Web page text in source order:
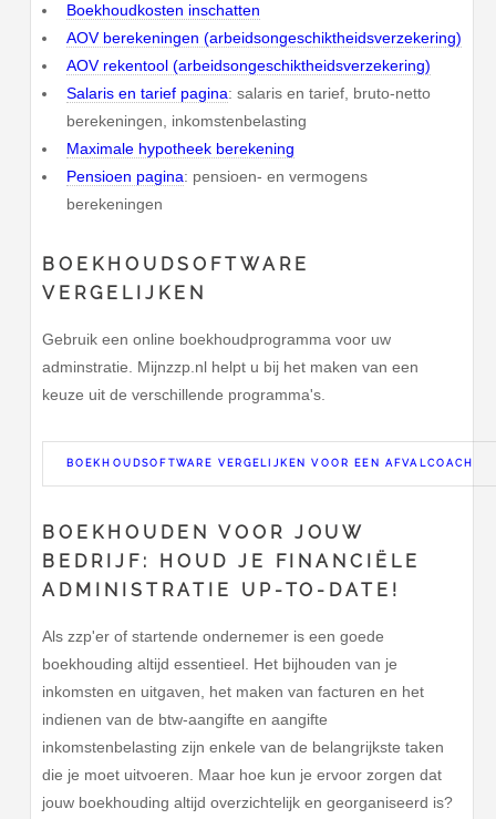
Boekhoudkosten inschatten
AOV berekeningen (arbeidsongeschiktheidsverzekering)
AOV rekentool (arbeidsongeschiktheidsverzekering)
Salaris en tarief pagina: salaris en tarief, bruto-netto
berekeningen, inkomstenbelasting
Maximale hypotheek berekening
Pensioen pagina: pensioen- en vermogens
berekeningen
BOEKHOUDSOFTWARE
VERGELIJKEN
Gebruik een online boekhoudprogramma voor uw
adminstratie. Mijnzzp.nl helpt u bij het maken van een
keuze uit de verschillende programma's.
BOEKHOUDSOFTWARE VERGELIJKEN VOOR EEN AFVALCOACH
BOEKHOUDEN VOOR JOUW
BEDRIJF: HOUD JE FINANCIËLE
ADMINISTRATIE UP-TO-DATE!
Als zzp'er of startende ondernemer is een goede
boekhouding altijd essentieel. Het bijhouden van je
inkomsten en uitgaven, het maken van facturen en het
indienen van de btw-aangifte en aangifte
inkomstenbelasting zijn enkele van de belangrijkste taken
die je moet uitvoeren. Maar hoe kun je ervoor zorgen dat
jouw boekhouding altijd overzichtelijk en georganiseerd is?